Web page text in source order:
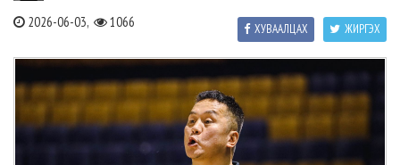
2026-06-03, 1066 ЖИРГЭХ
ХУВААЛЦАХ